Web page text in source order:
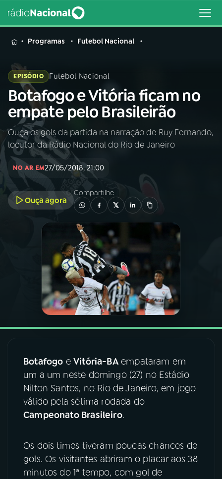
MENU
Buscar
na
Rádio
Nacional
Buscar
AO VIVO
01
PROGRAMAÇÃO
PROGRAMAS
PODCASTS
07 ÚLTIMAS
FESTIVAL DE MÚSICA
ACOMPANHE A RÁDIO NACIONAL
YouTube Facebook
Programas Futebol Nacional
EPISÓDIO Futebol Nacional
Botafogo e Vitória ficam no
empate pelo Brasileirão
Ouça os gols da partida na narração de Ruy Fernando,
locutor da Rádio Nacional do Rio de Janeiro
NO AR EM27/05/2018, 21:00
Ouça agora
Compartilhe
Botafogo e Vitória-BAempataram em
um a um neste domingo (27) no Estádio
Nilton Santos, no Rio de Janeiro, em jogo
válido pela sétima rodada do
Campeonato Brasileiro.
Os dois times tiveram poucas chances de
gols. Os visitantes abriram o placar aos 38
minutos do 1ª tempo, com gol de